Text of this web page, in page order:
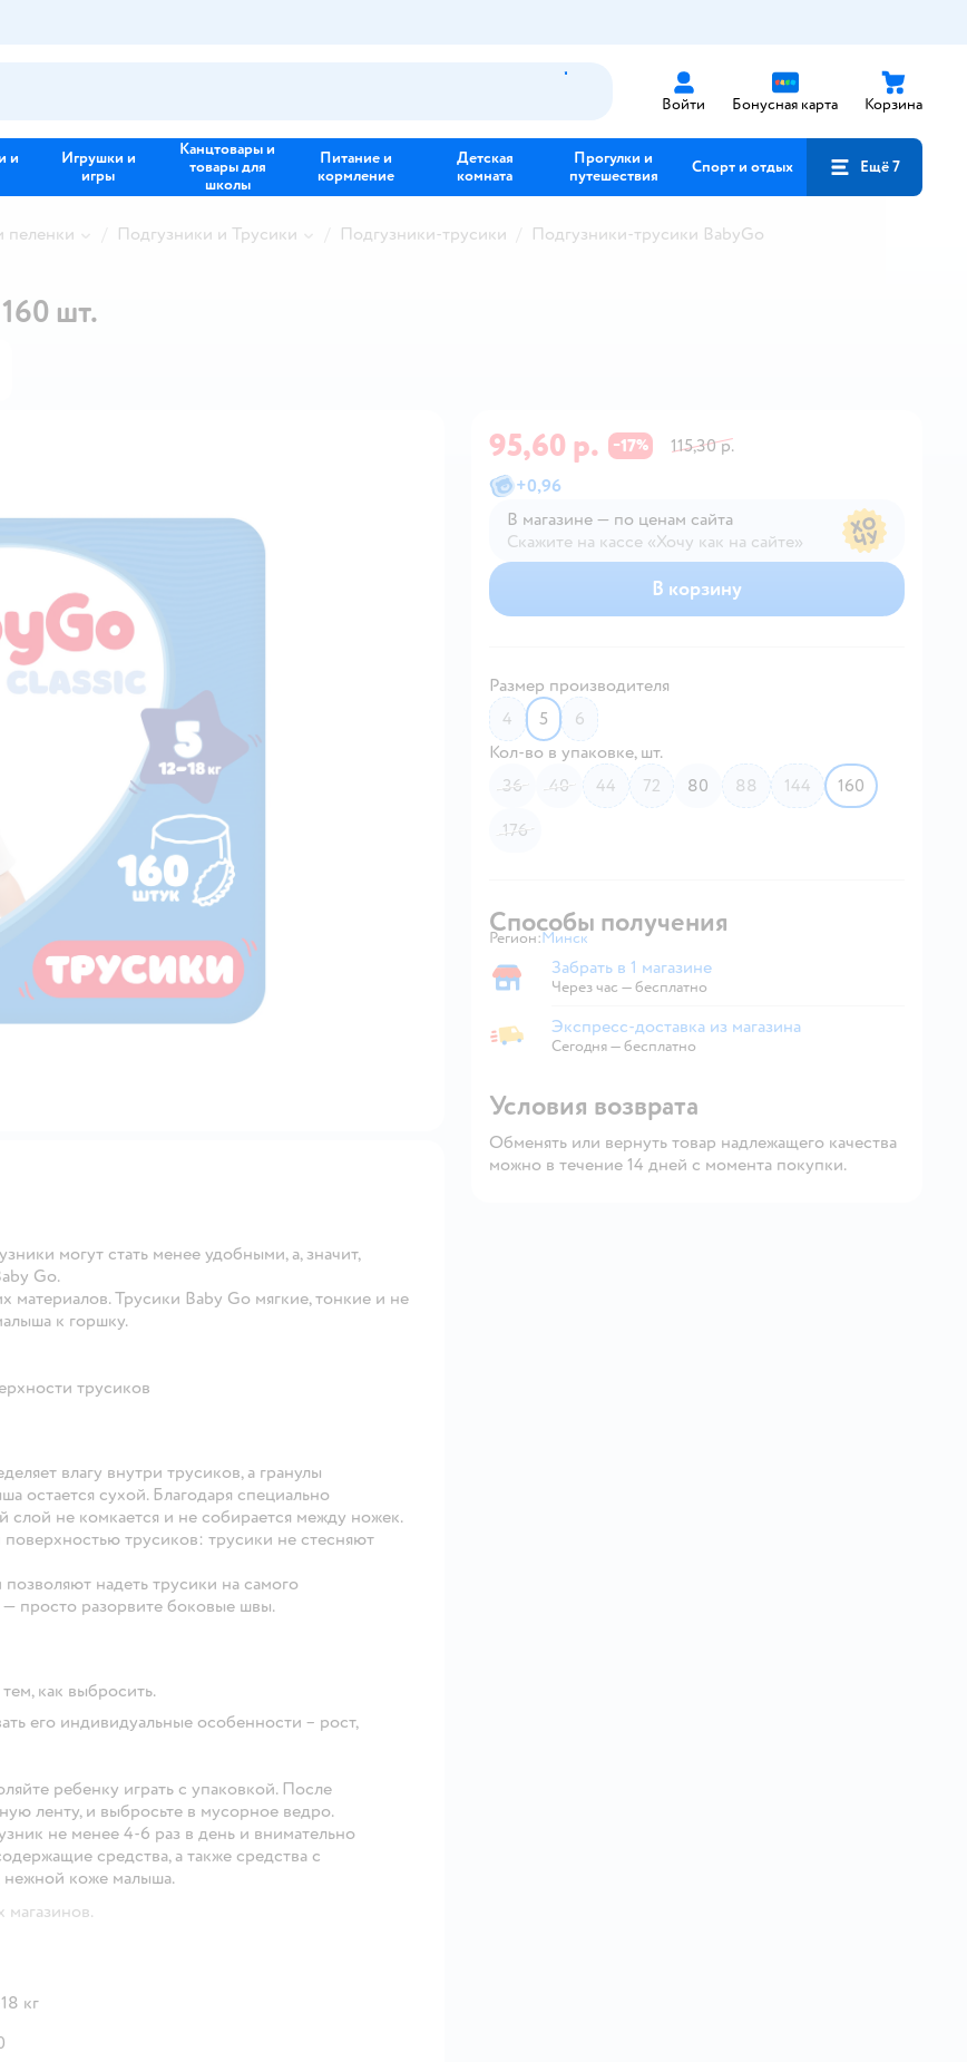
Войти Бонусная карта Корзина
и
Игрушки и
игры
Канцтовары и
товары для
школы
Питание и
кормление
Детская
комната
Прогулки и
путешествия
Спорт и отдых Ещё 7
пеленки Подгузники и Трусики Подгузники-трусики Подгузники-трусики BabyGo
шт.
95,60 р. −17%
115,30 р.
+0,96
В магазине — по ценам сайта
Скажите на кассе «Хочу как на сайте»
В магазине — по ценам сайта
В корзину
Размер производителя
4
5
6
Кол-во в упаковке, шт.
36
40 44 72 80 88 144
160
176
Способы получения
Регион: Выбор адреса доставки.
Минск
Забрать в магазине
Забрать в 1 магазине
Через час — бесплатно
Экспресс-доставка из магазина
Экспресс-доставка из магазина
Сегодня—бесплатно
Условия возврата
Обменять или вернуть товар надлежащего качества
можно в течение 14 дней с момента покупки.
могут стать менее удобными, а, значит,
Go.
Трусики Baby Go мягкие, тонкие и не
к горшку.
трусиков
влагу внутри трусиков, а гранулы
остается сухой. Благодаря специально
не комкается и не собирается между ножек.
трусиков: трусики не стесняют
надеть трусики на самого
— просто разорвите боковые швы.
как выбросить.
его индивидуальные особенности – рост,
ребенку играть с упаковкой. После
ленту, и выбросьте в мусорное ведро.
не менее 4-6 раз в день и внимательно
средства, а также средства с
нежной коже малыша.
магазинов.
кг